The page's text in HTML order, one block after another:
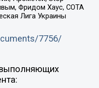
Фридом Хаус, СОТА
Лига Украины
7756/